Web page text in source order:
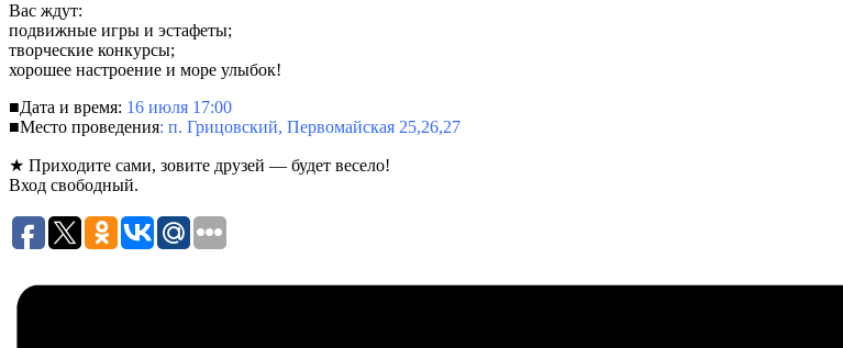
Вас ждут:
подвижные игры и эстафеты;
творческие конкурсы;
хорошее настроение и море улыбок!
■Дата и время: 16 июля 17:00
■Место проведения: п. Грицовский, Первомайская 25,26,27
★ Приходите сами, зовите друзей — будет весело!
Вход свободный.